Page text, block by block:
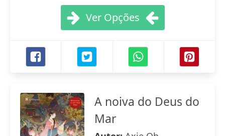
Ver Opções
A noiva do Deus do
Mar